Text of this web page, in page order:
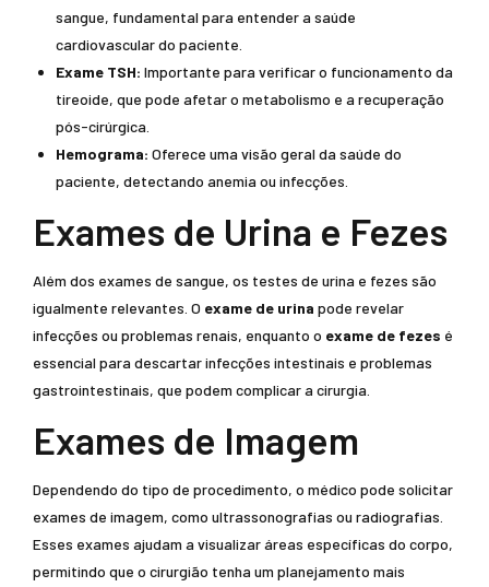
sangue, fundamental para entender a saúde
cardiovascular do paciente.
Exame TSH: Importante para verificar o funcionamento da
tireoide, que pode afetar o metabolismo e a recuperação
pós-cirúrgica.
Hemograma: Oferece uma visão geral da saúde do
paciente, detectando anemia ou infecções.
Exames de Urina e Fezes
Além dos exames de sangue, os testes de urina e fezes são
igualmente relevantes. O exame de urina pode revelar
infecções ou problemas renais, enquanto o exame de fezes é
essencial para descartar infecções intestinais e problemas
gastrointestinais, que podem complicar a cirurgia.
Exames de Imagem
Dependendo do tipo de procedimento, o médico pode solicitar
exames de imagem, como ultrassonografias ou radiografias.
Esses exames ajudam a visualizar áreas específicas do corpo,
permitindo que o cirurgião tenha um planejamento mais